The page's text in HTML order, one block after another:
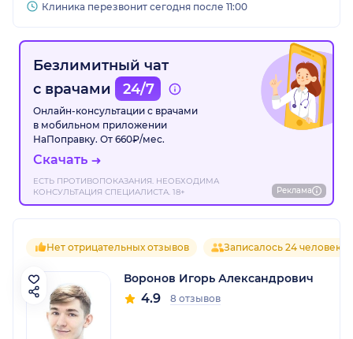
Клиника перезвонит сегодня после 11:00
Безлимитный чат
с врачами
24/7
Онлайн-консультации с врачами
в мобильном приложении
НаПоправку. От 660₽/мес.
Скачать
ЕСТЬ ПРОТИВОПОКАЗАНИЯ. НЕОБХОДИМА
КОНСУЛЬТАЦИЯ СПЕЦИАЛИСТА. 18+
Реклама
Нет отрицательных отзывов Записалось 24 человека
Воронов Игорь Александрович
4.9 8 отзывов